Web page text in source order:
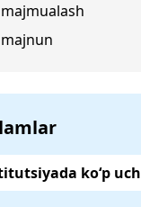
majmualash
majnun
ko‘p